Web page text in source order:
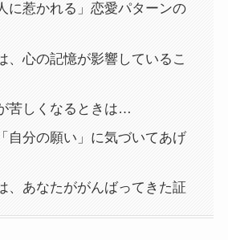
に惹かれる」恋愛パターンの
、心の記憶が影響しているこ
苦しくなるときは…
自分の願い」に気づいてあげ
、あなたががんばってきた証